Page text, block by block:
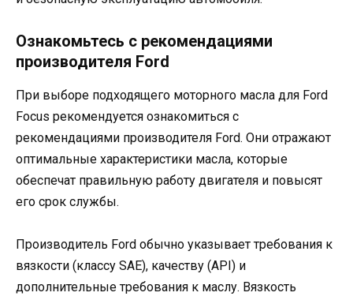
Ознакомьтесь с рекомендациями
производителя Ford
При выборе подходящего моторного масла для Ford
Focus рекомендуется ознакомиться с
рекомендациями производителя Ford. Они отражают
оптимальные характеристики масла, которые
обеспечат правильную работу двигателя и повысят
его срок службы.
Производитель Ford обычно указывает требования к
вязкости (классу SAE), качеству (API) и
дополнительные требования к маслу. Вязкость